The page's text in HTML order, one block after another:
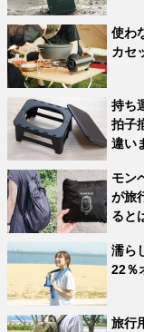
使わ
カセ
持ち
拍子
違い
モン
が旅
ると
濡ら
22％
旅行